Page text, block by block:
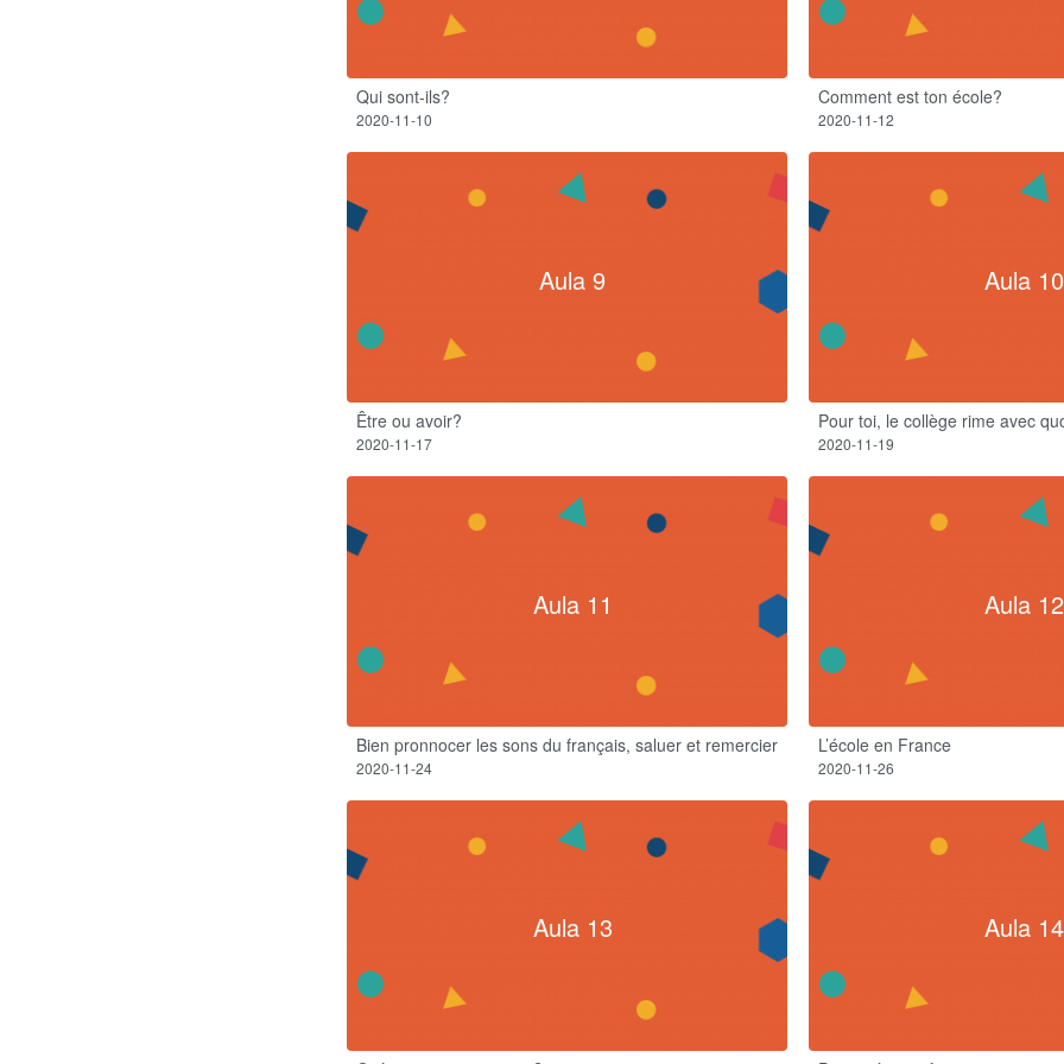
Qui sont-ils?​
2020-11-10
Comment est ton école?​
2020-11-12
Aula 9
Être ou avoir?​
2020-11-17
Aula 10
Pour toi, le collège rime avec
2020-11-19
Aula 11
Bien pronnocer les sons du français, saluer et remercier
2020-11-24
Aula 12
L’école en France​
2020-11-26
Aula 13 Aula 14